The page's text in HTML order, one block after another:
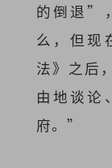
的倒退”
么，但现
法》之后
由地谈论
府。”